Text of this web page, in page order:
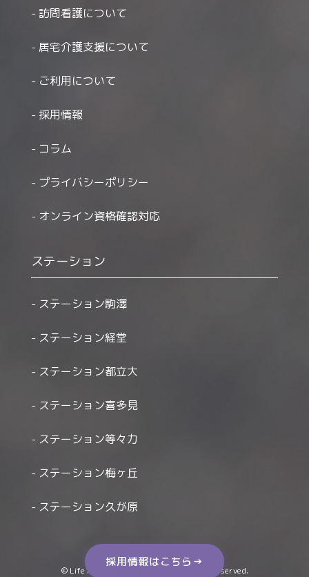
訪問看護について
居宅介護支援について
ご利用について
採用情報
コラム
プライバシーポリシー
オンライン資格確認対応
ステーション
ステーション駒澤
ステーション経堂
ステーション都立大
ステーション喜多見
ステーション等々力
ステーション梅ヶ丘
ステーション久が原
© Life Houmon Kango Station All Right Reserved.
採用情報はこちら→